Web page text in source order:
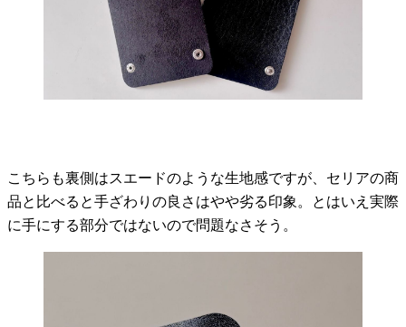
こちらも裏側はスエードのような生地感ですが、セリアの商
品と比べると手ざわりの良さはやや劣る印象。とはいえ実際
に手にする部分ではないので問題なさそう。